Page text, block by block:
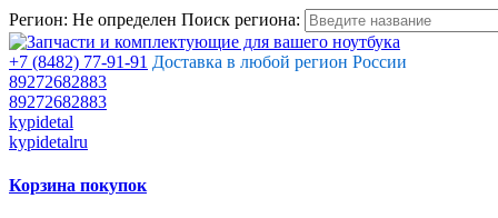
Регион: Не определен Поиск региона:
+7 (8482) 77-91-91 Доставка в любой регион России
89272682883
89272682883
kypidetal
kypidetalru
Корзина покупок